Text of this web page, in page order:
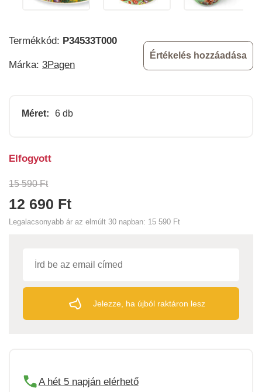
Termékkód: P34533T000
Márka: 3Pagen
Értékelés hozzáadása
Méret: 6 db
15 590 Ft
12 690 Ft
Legalacsonyabb ár az elmúlt 30 napban: 15 590 Ft
Elfogyott
Jelezze, ha újból raktáron lesz
A hét 5 napján elérhető